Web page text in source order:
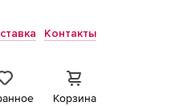
Контакты
Корзина